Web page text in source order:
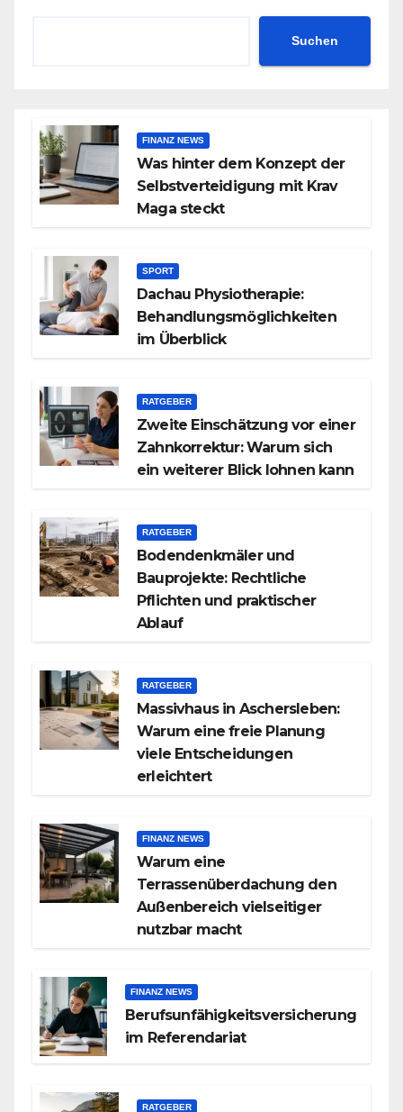
Suchen
FINANZ NEWS
Was hinter dem Konzept der
Selbstverteidigung mit Krav
Maga steckt
SPORT
Dachau Physiotherapie:
Behandlungsmöglichkeiten
im Überblick
RATGEBER
Zweite Einschätzung vor einer
Zahnkorrektur: Warum sich
ein weiterer Blick lohnen kann
RATGEBER
Bodendenkmäler und
Bauprojekte: Rechtliche
Pflichten und praktischer
Ablauf
RATGEBER
Massivhaus in Aschersleben:
Warum eine freie Planung
viele Entscheidungen
erleichtert
FINANZ NEWS
Warum eine
Terrassenüberdachung den
Außenbereich vielseitiger
nutzbar macht
FINANZ NEWS
Berufsunfähigkeitsversicherung
im Referendariat
RATGEBER